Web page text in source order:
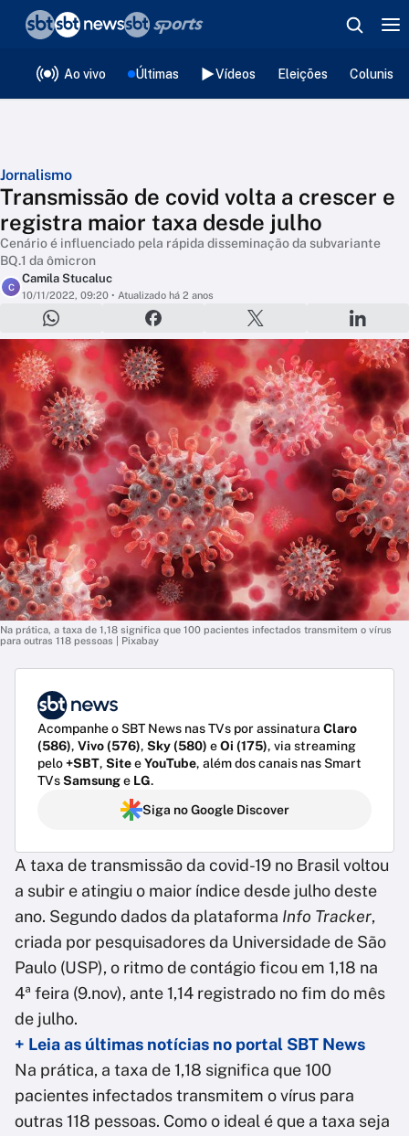
Ao vivo Últimas Vídeos Eleições
Jornalismo
Transmissão de covid volta a crescer e
registra maior taxa desde julho
Cenário é influenciado pela rápida disseminação da subvariante
BQ.1 da ômicron
C
Camila Stucaluc
10/11/2022, 09:20 • Atualizado há 2 anos
Na prática, a taxa de 1,18 significa que 100 pacientes infectados transmitem o vírus
para outras 118 pessoas | Pixabay
Acompanhe o SBT News nas TVs por assinatura Claro
(586), Vivo (576), Sky (580) eOi (175), via streaming
pelo+SBT, SiteeYouTube, além dos canais nas Smart
TVsSamsunge LG.
Siga no Google Discover
A taxa de transmissão da covid-19 no Brasil voltou
a subir e atingiu o maior índice desde julho deste
ano. Segundo dados da plataforma Info Tracker,
criada por pesquisadores da Universidade de São
Paulo (USP), o ritmo de contágio ficou em 1,18 na
4ª feira (9.nov), ante 1,14 registrado no fim do mês
de julho.
+ Leia as últimas notícias no portal SBT News
Na prática, a taxa de 1,18 significa que 100
pacientes infectados transmitem o vírus para
outras 118 pessoas. Como o ideal é que a taxa seja
❮voltar
Editorias